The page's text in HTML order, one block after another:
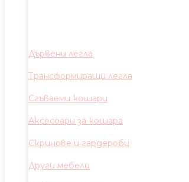
Дървени легла
Трансформиращи легла
Сгъваеми кошари
Аксесоари за кошара
Скринове и гардероби
Други мебели